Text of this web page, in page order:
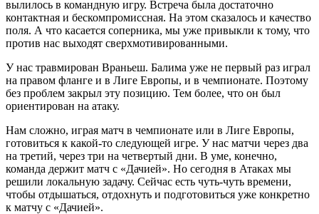
вылилось в командную игру. Встреча была достаточно
контактная и бескомпромиссная. На этом сказалось и качество
поля. А что касается соперника, мы уже привыкли к тому, что
против нас выходят сверхмотивированными.
У нас травмирован Враньеш. Балима уже не первый раз играл
на правом фланге и в Лиге Европы, и в чемпионате. Поэтому
без проблем закрыл эту позицию. Тем более, что он был
ориентирован на атаку.
Нам сложно, играя матч в чемпионате или в Лиге Европы,
готовиться к какой-то следующей игре. У нас матчи через два
на третий, через три на четвертый дни. В уме, конечно,
команда держит матч с «Дачией». Но сегодня в Атаках мы
решили локальную задачу. Сейчас есть чуть-чуть времени,
чтобы отдышаться, отдохнуть и подготовиться уже конкретно
к матчу с «Дачией».